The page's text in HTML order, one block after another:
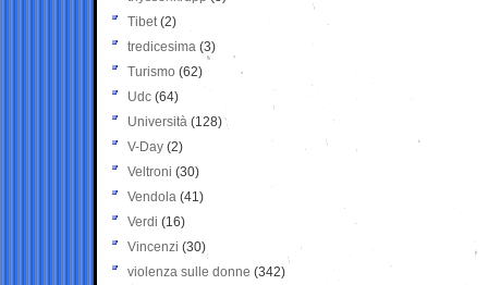
Tibet(2)
tredicesima (3)
Turismo (62)
Udc (64)
Università (128)
V-Day (2)
Veltroni (30)
Vendola (41)
Verdi (16)
Vincenzi (30)
violenza sulle donne (342)